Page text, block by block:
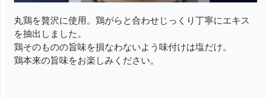
丸鶏を贅沢に使用。鶏がらと合わせじっくり丁寧にエキス
を抽出しました。
鶏そのものの旨味を損なわないよう味付けは塩だけ。
鶏本来の旨味をお楽しみください。